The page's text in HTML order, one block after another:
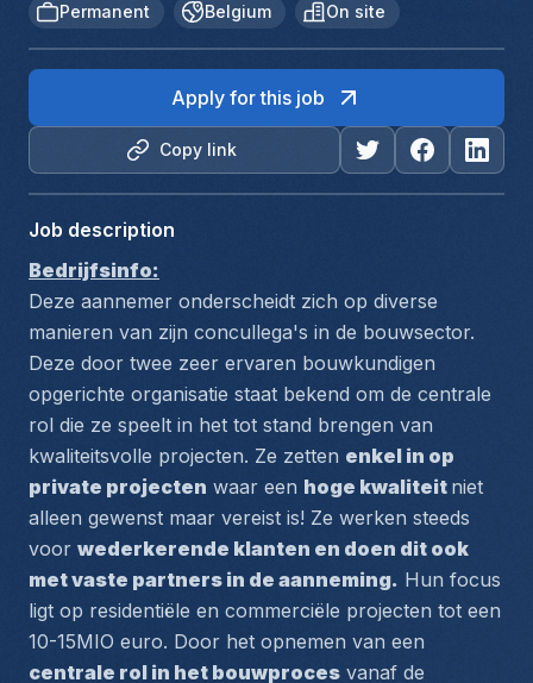
Permanent Belgium On site
Copy link
Apply for this job
Job description
Bedrijfsinfo:
Deze aannemer onderscheidt zich op diverse
manieren van zijn concullega's in de bouwsector.
Deze door twee zeer ervaren bouwkundigen
opgerichte organisatie staat bekend om de centrale
rol die ze speelt in het tot stand brengen van
kwaliteitsvolle projecten. Ze zetten enkel in op
private projecten waar een hoge kwaliteit niet
alleen gewenst maar vereist is! Ze werken steeds
voor wederkerende klanten en doen dit ook
met vaste partners in de aanneming. Hun focus
ligt op residentiële en commerciële projecten tot een
centrale rol in het bouwproces vanaf de